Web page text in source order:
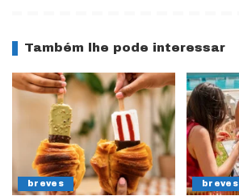
Também lhe pode interessar
breves breves